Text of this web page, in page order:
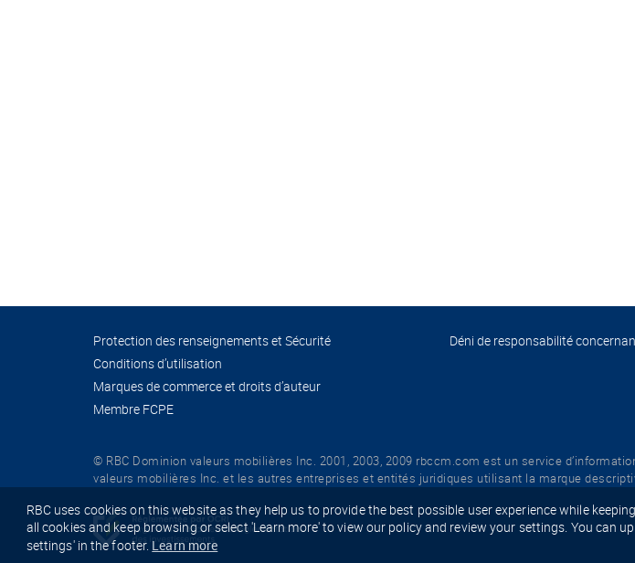
Protection des renseignements et Sécurité
Conditions d’utilisation
Marques de commerce et droits d’auteur
Membre FCPE
Déni de responsabilité
© RBC Dominion valeurs mobilières Inc. 2001, 2003, 2009 rbccm.com est un service
valeurs mobilières Inc. et les autres entreprises et entités juridiques utilisant la marque
RBC uses cookies on this website as they help us to provide the best possible user experience while
all cookies and keep browsing or select 'Learn more' to view our policy and review your settings. You can
settings' in the footer. Learn more